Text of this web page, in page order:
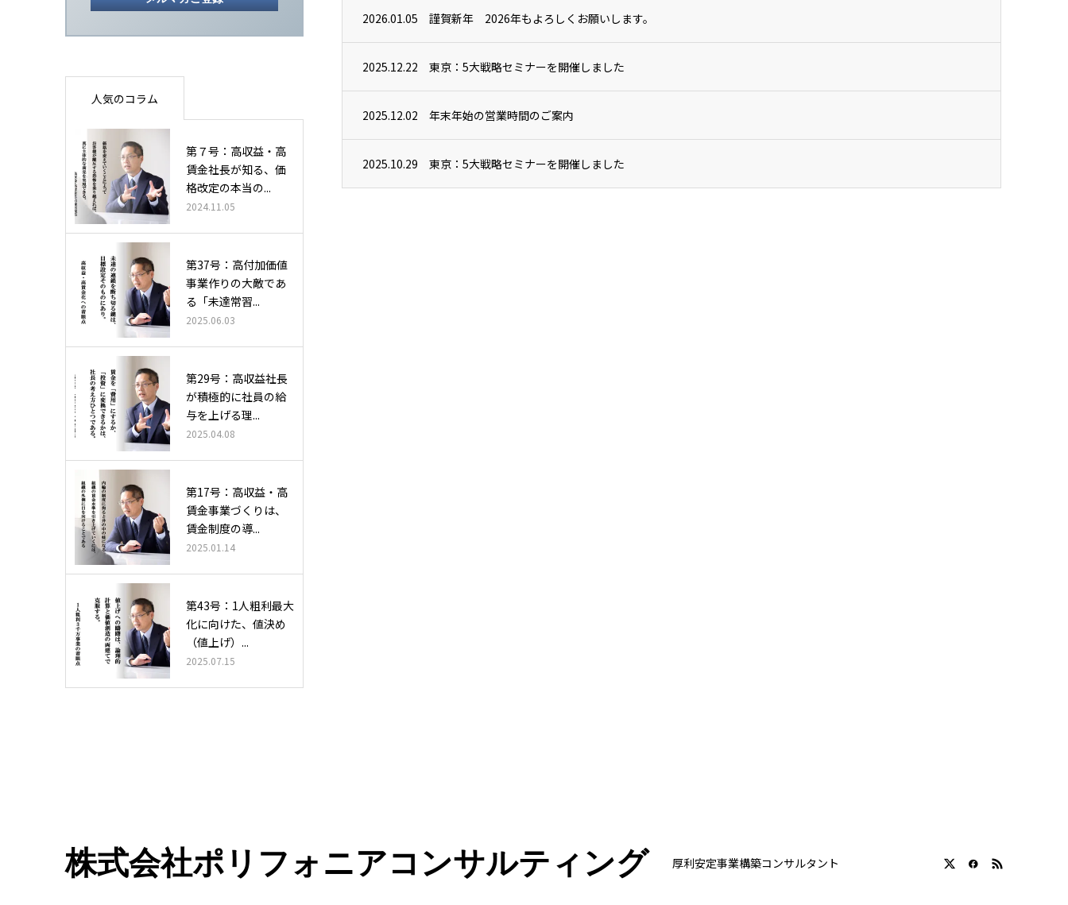
2026.01.05 謹賀新年 2026年もよろしくお願いします。
2025.12.22 東京：5大戦略セミナーを開催しました
2025.12.02 年末年始の営業時間のご案内
2025.10.29 東京：5大戦略セミナーを開催しました
人気のコラム
第７号：高収益・高
賃金社長が知る、価
格改定の本当の...
2024.11.05
第37号：高付加価値
事業作りの大敵であ
る「未達常習...
2025.06.03
第29号：高収益社長
が積極的に社員の給
与を上げる理...
2025.04.08
第17号：高収益・高
賃金事業づくりは、
賃金制度の導...
2025.01.14
第43号：1人粗利最大
化に向けた、値決め
（値上げ）...
2025.07.15
株式会社ポリフォニアコンサルティング 厚利安定事業構築コンサルタント